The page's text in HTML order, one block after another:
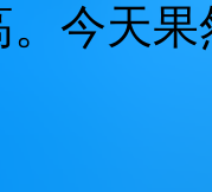
今天